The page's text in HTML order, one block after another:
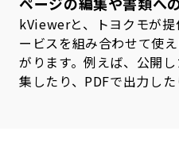
kViewerと、トヨクモが
ービスを組み合わせて使
がります。例えば、公開
集したり、PDFで出力した